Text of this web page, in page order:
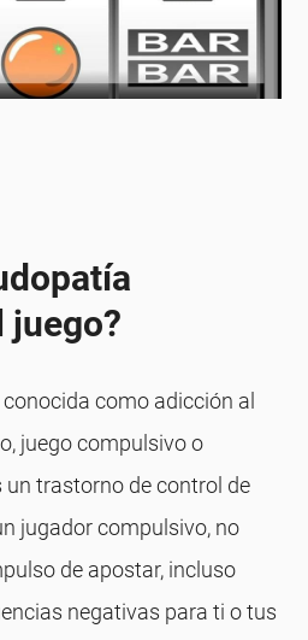
juego?
como adicción al
juego compulsivo o
un trastorno de control de
jugador compulsivo, no
de apostar, incluso
negativas para ti o tus